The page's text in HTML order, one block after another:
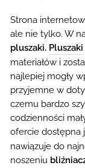
Strona
ale nie tylko. W
pluszaki. Pluszaki
materiałów i
najlepiej mogły
przyjemne w
czemu bardzo
codzienności
ofercie dostępna
nawiązuje do
noszeniu